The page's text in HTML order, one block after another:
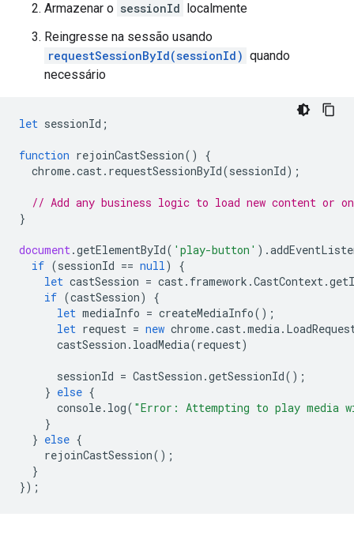
Armazenar o sessionId localmente
Reingresse na sessão usando
requestSessionById(sessionId) quando
necessário
let sessionId ;
function rejoinCastSession()
{
chrome.cast. requestSessionById(sessionId);
// Add any business logic to load new content or
}
document.getElementById( 'play-button' ).
if (sessionId == null)
{
let castSession = cast. framework .CastContext.
if (castSession)
{
let mediaInfo = createMediaInfo();
let request = new chrome.cast.media.
castSession . loadMedia(request)
sessionId = CastSession .getSessionId();
} else {
console. log( "Error: Attempting to play media
}
} else {
rejoinCastSession();
}
});